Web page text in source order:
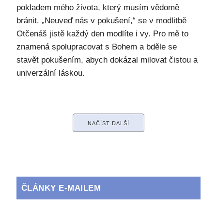
pokladem mého života, který musím vědomě
bránit. „Neuveď nás v pokušení,“ se v modlitbě
Otčenáš jistě každý den modlíte i vy. Pro mě to
znamená spolupracovat s Bohem a bděle se
stavět pokušením, abych dokázal milovat čistou a
univerzální láskou.
NAČÍST DALŠÍ
ČLÁNKY E-MAILEM